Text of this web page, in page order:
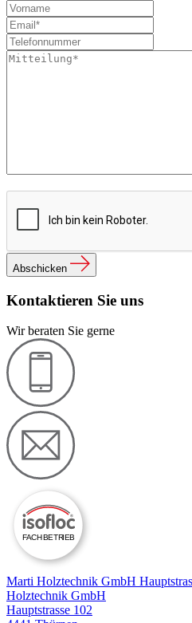
Abschicken
Kontaktieren Sie uns
Wir beraten Sie gerne
FACHBETRIEB
Marti Holztechnik GmbH
Holztechnik GmbH
Hauptstrasse 102